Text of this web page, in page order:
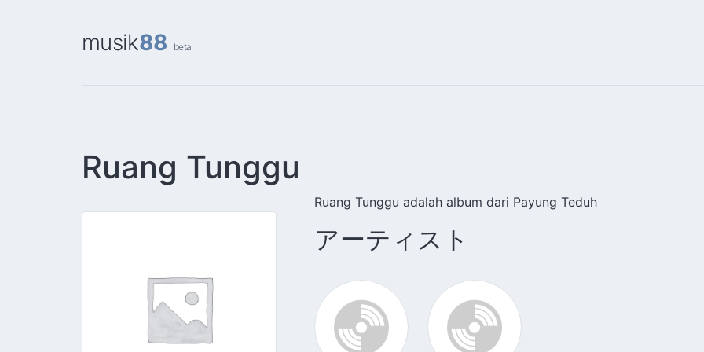
musik88 beta
Ruang Tunggu
Ruang Tunggu adalah album dari Payung Teduh
アーティスト